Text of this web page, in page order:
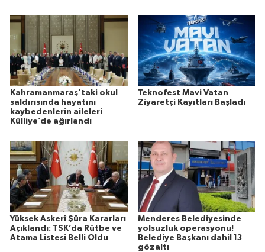
Kahramanmaraş’taki okul
saldırısında hayatını
kaybedenlerin aileleri
Külliye’de ağırlandı
Teknofest Mavi Vatan
Ziyaretçi Kayıtları Başladı
Yüksek Askerî Şûra Kararları
Açıklandı: TSK’da Rütbe ve
Atama Listesi Belli Oldu
Menderes Belediyesinde
yolsuzluk operasyonu!
Belediye Başkanı dahil 13
gözaltı